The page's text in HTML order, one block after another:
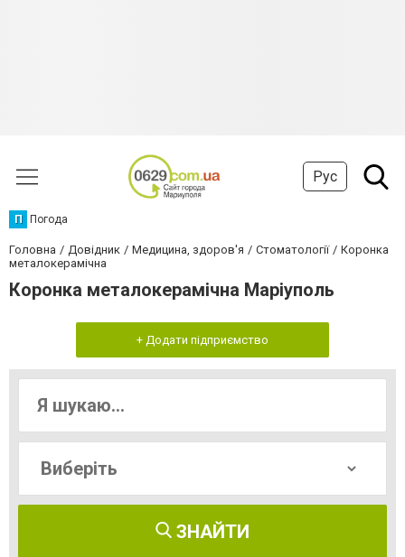
Рус
П Погода
Головна Довідник Медицина, здоров'я Стоматології
Коронка
металокерамічна
Коронка металокерамічна Маріуполь
+ Додати підприємство
ЗНАЙТИ